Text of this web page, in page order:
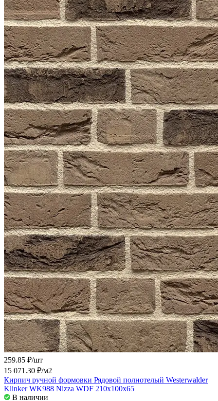
259.85 ₽/шт
15 071.30 ₽/м2
Кирпич ручной формовки Рядовой полнотелый Westerwalder
Klinker WK988 Nizza WDF 210x100x65
В наличии